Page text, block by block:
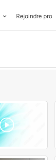
Rejoindre pro